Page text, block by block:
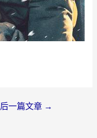
后一篇文章 →